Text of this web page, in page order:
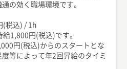
の効く職場環境です。
(税込) / 1h
1,800円(税込)です。
円(税込)からのスタートとな
等によって年2回昇給のタイミ